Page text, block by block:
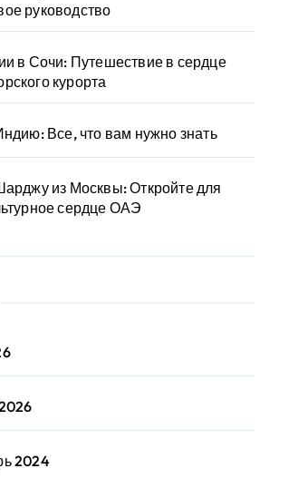
руководство
в Сочи: Путешествие в сердце
курорта
Все, что вам нужно знать
из Москвы: Откройте для
сердце ОАЭ
2024